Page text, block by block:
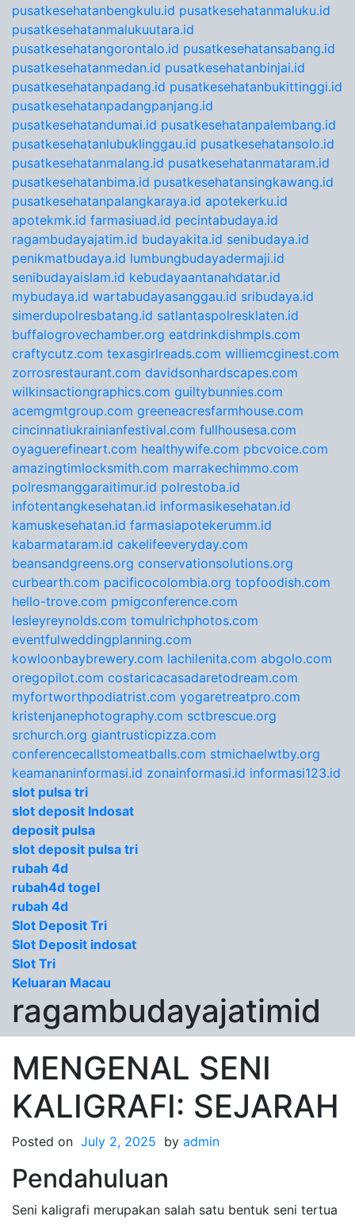
pusatkesehatanbengkulu.id pusatkesehatanmaluku.id
pusatkesehatanmalukuutara.id
pusatkesehatangorontalo.id pusatkesehatansabang.id
pusatkesehatanmedan.id pusatkesehatanbinjai.id
pusatkesehatanpadang.id pusatkesehatanbukittinggi.id
pusatkesehatanpadangpanjang.id
pusatkesehatandumai.id pusatkesehatanpalembang.id
pusatkesehatanlubuklinggau.id pusatkesehatansolo.id
pusatkesehatanmalang.id pusatkesehatanmataram.id
pusatkesehatanbima.id pusatkesehatansingkawang.id
pusatkesehatanpalangkaraya.id apotekerku.id
apotekmk.id farmasiuad.id pecintabudaya.id
ragambudayajatim.id budayakita.id senibudaya.id
penikmatbudaya.id lumbungbudayadermaji.id
senibudayaislam.id kebudayaantanahdatar.id
mybudaya.id wartabudayasanggau.id sribudaya.id
simerdupolresbatang.id satlantaspolresklaten.id
buffalogrovechamber.org eatdrinkdishmpls.com
craftycutz.com texasgirlreads.com williemcginest.com
zorrosrestaurant.com davidsonhardscapes.com
wilkinsactiongraphics.com guiltybunnies.com
acemgmtgroup.com greeneacresfarmhouse.com
cincinnatiukrainianfestival.com fullhousesa.com
oyaguerefineart.com healthywife.com pbcvoice.com
amazingtimlocksmith.com marrakechimmo.com
polresmanggaraitimur.id polrestoba.id
infotentangkesehatan.id informasikesehatan.id
kamuskesehatan.id farmasiapotekerumm.id
kabarmataram.id cakelifeeveryday.com
beansandgreens.org conservationsolutions.org
curbearth.com pacificocolombia.org topfoodish.com
hello-trove.com pmigconference.com
lesleyreynolds.com tomulrichphotos.com
eventfulweddingplanning.com
kowloonbaybrewery.com lachilenita.com abgolo.com
oregopilot.com costaricacasadaretodream.com
myfortworthpodiatrist.com yogaretreatpro.com
kristenjanephotography.com sctbrescue.org
srchurch.org giantrusticpizza.com
conferencecallstomeatballs.com stmichaelwtby.org
keamananinformasi.id zonainformasi.id informasi123.id
slot pulsa tri
slot deposit Indosat
deposit pulsa
slot deposit pulsa tri
rubah 4d
rubah4d togel
rubah 4d
Slot Deposit Tri
Slot Deposit indosat
Slot Tri
Keluaran Macau
ragambudayajatimid
MENGENAL SENI
KALIGRAFI: SEJARAH
Posted on July 2, 2025 by admin
Pendahuluan
Seni kaligrafi merupakan salah satu bentuk seni tertua